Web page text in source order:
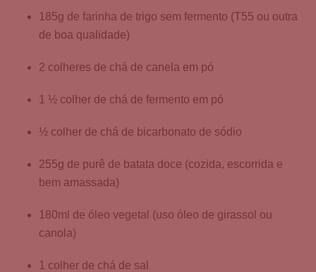
185g de farinha de trigo sem fermento (T55 ou outra
de boa qualidade)
2 colheres de chá de canela em pó
1 ½ colher de chá de fermento em pó
½ colher de chá de bicarbonato de sódio
255g de purê de batata doce (cozida, escorrida e
bem amassada)
180ml de óleo vegetal (uso óleo de girassol ou
canola)
1 colher de chá de sal